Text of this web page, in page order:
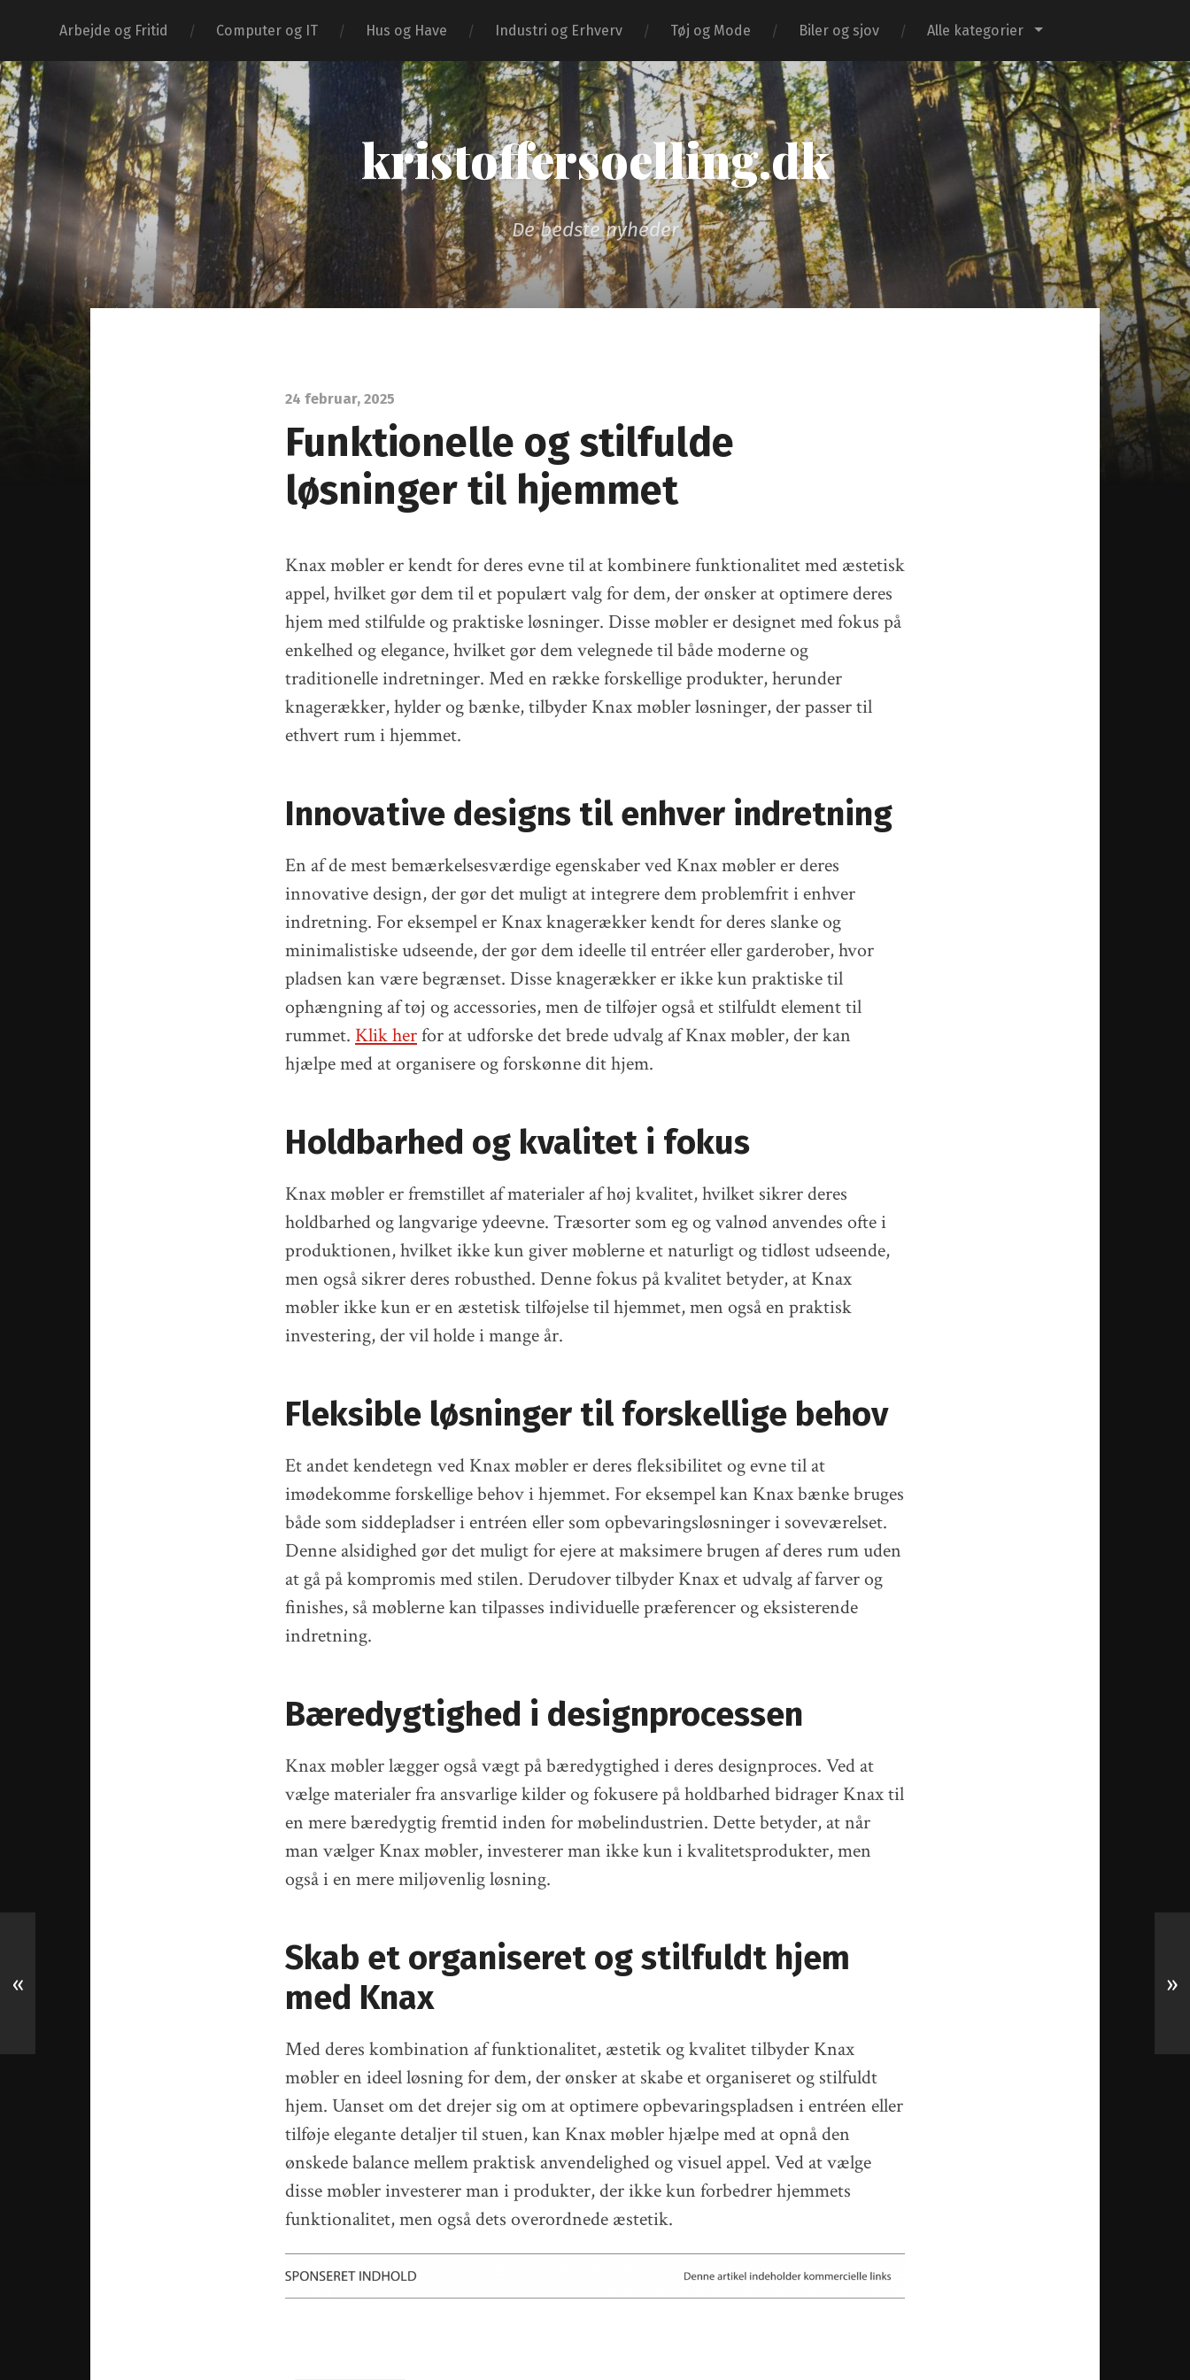
Arbejde og Fritid Computer og IT Hus og Have Industri og Erhverv Tøj og Mode Biler og sjov Alle kategorier
kristoffersoelling.dk
De bedste nyheder
24 februar, 2025
Funktionelle og stilfulde
løsninger til hjemmet
Knax møbler er kendt for deres evne til at kombinere funktionalitet med æstetisk
appel, hvilket gør dem til et populært valg for dem, der ønsker at optimere deres
hjem med stilfulde og praktiske løsninger. Disse møbler er designet med fokus på
enkelhed og elegance, hvilket gør dem velegnede til både moderne og
traditionelle indretninger. Med en række forskellige produkter, herunder
knagerækker, hylder og bænke, tilbyder Knax møbler løsninger, der passer til
ethvert rum i hjemmet.
Innovative designs til enhver indretning
En af de mest bemærkelsesværdige egenskaber ved Knax møbler er deres
innovative design, der gør det muligt at integrere dem problemfrit i enhver
indretning. For eksempel er Knax knagerækker kendt for deres slanke og
minimalistiske udseende, der gør dem ideelle til entréer eller garderober, hvor
pladsen kan være begrænset. Disse knagerækker er ikke kun praktiske til
ophængning af tøj og accessories, men de tilføjer også et stilfuldt element til
rummet. Klik herfor at udforske det brede udvalg af Knax møbler, der kan
hjælpe med at organisere og forskønne dit hjem.
Holdbarhed og kvalitet i fokus
Knax møbler er fremstillet af materialer af høj kvalitet, hvilket sikrer deres
holdbarhed og langvarige ydeevne. Træsorter som eg og valnød anvendes ofte i
produktionen, hvilket ikke kun giver møblerne et naturligt og tidløst udseende,
men også sikrer deres robusthed. Denne fokus på kvalitet betyder, at Knax
møbler ikke kun er en æstetisk tilføjelse til hjemmet, men også en praktisk
investering, der vil holde i mange år.
Fleksible løsninger til forskellige behov
Et andet kendetegn ved Knax møbler er deres fleksibilitet og evne til at
imødekomme forskellige behov i hjemmet. For eksempel kan Knax bænke bruges
både som siddepladser i entréen eller som opbevaringsløsninger i soveværelset.
Denne alsidighed gør det muligt for ejere at maksimere brugen af deres rum uden
at gå på kompromis med stilen. Derudover tilbyder Knax et udvalg af farver og
finishes, så møblerne kan tilpasses individuelle præferencer og eksisterende
indretning.
Bæredygtighed i designprocessen
Knax møbler lægger også vægt på bæredygtighed i deres designproces. Ved at
vælge materialer fra ansvarlige kilder og fokusere på holdbarhed bidrager Knax til
en mere bæredygtig fremtid inden for møbelindustrien. Dette betyder, at når
man vælger Knax møbler, investerer man ikke kun i kvalitetsprodukter, men
også i en mere miljøvenlig løsning.
Skab et organiseret og stilfuldt hjem
med Knax
Med deres kombination af funktionalitet, æstetik og kvalitet tilbyder Knax
møbler en ideel løsning for dem, der ønsker at skabe et organiseret og stilfuldt
hjem. Uanset om det drejer sig om at optimere opbevaringspladsen i entréen eller
tilføje elegante detaljer til stuen, kan Knax møbler hjælpe med at opnå den
ønskede balance mellem praktisk anvendelighed og visuel appel. Ved at vælge
disse møbler investerer man i produkter, der ikke kun forbedrer hjemmets
funktionalitet, men også dets overordnede æstetik.
« »